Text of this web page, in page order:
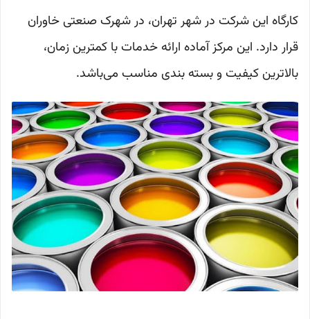
کارگاه این شرکت در شهر تهران، در شهرک صنعتی خاوران
قرار دارد. این مرکز آماده ارائه خدمات با کمترین زمان،
بالاترین کیفیت و بسته بندی مناسب می‌باشد.